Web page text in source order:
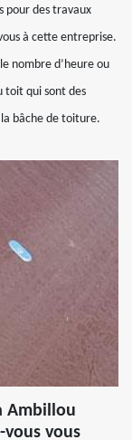
pour des travaux
à cette entreprise.
nombre d’heure ou
toit qui sont des
bâche de toiture.
Ambillou
vous